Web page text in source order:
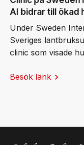
AI bidrar till ökad
Under Sweden
Sveriges
clinic som visade
hästar. Publiken
Besök länk